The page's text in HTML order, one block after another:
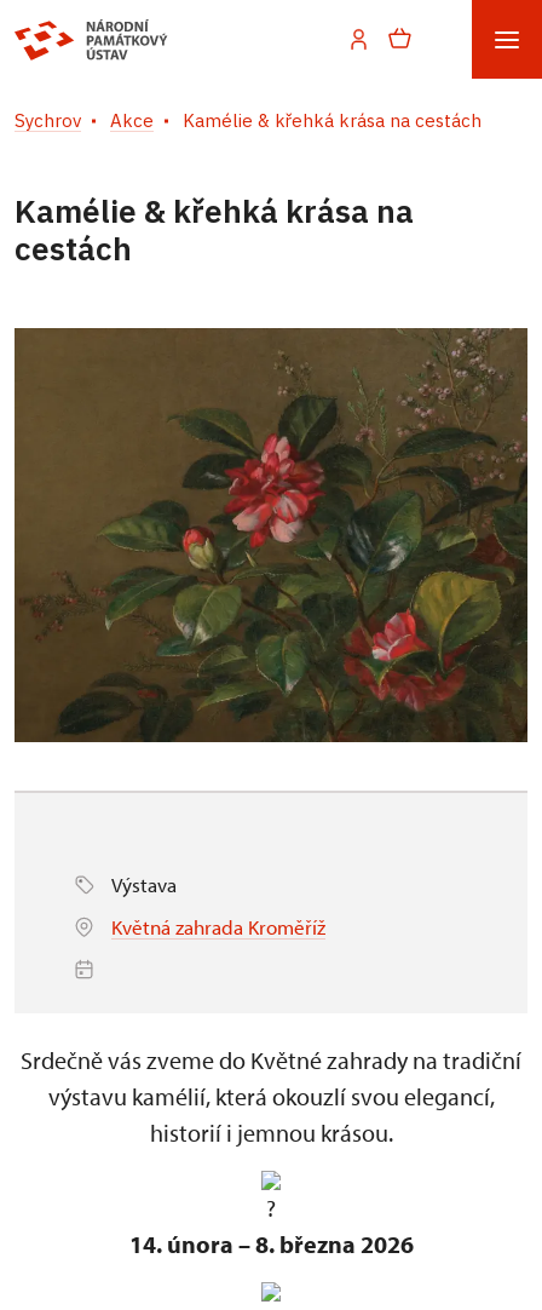
Sychrov Akce Kamélie & křehká krása na cestách
Kamélie & křehká krása na
cestách
Výstava
Květná zahrada Kroměříž
Srdečně vás zveme do Květné zahrady na tradiční
výstavu kamélií, která okouzlí svou elegancí,
historií i jemnou krásou.
14. února – 8. března 2026